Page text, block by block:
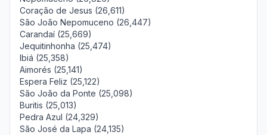
Coração de Jesus (26,611)
São João Nepomuceno (26,447)
Carandaí (25,669)
Jequitinhonha (25,474)
Ibiá (25,358)
Aimorés (25,141)
Espera Feliz (25,122)
São João da Ponte (25,098)
Buritis (25,013)
Pedra Azul (24,329)
São José da Lapa (24,135)